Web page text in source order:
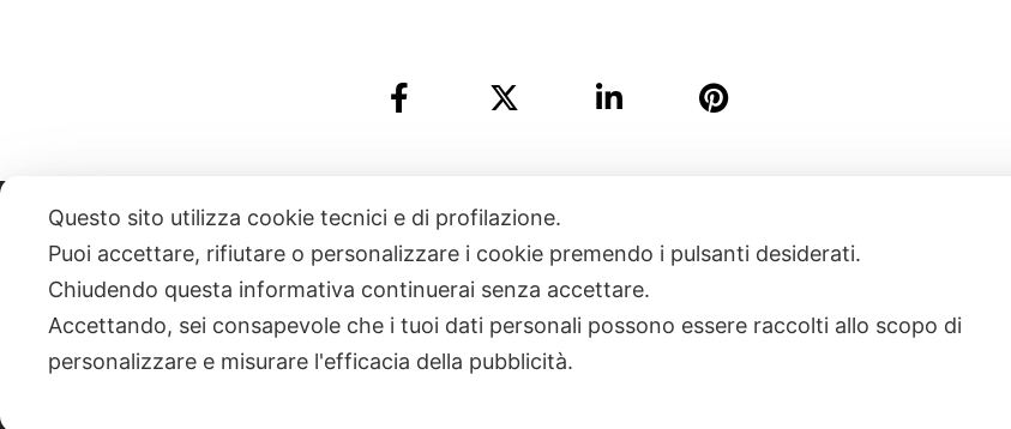
| NEWSLETTER
|
Questo sito utilizza cookie tecnici e di profilazione.
Puoi accettare, rifiutare o personalizzare i cookie premendo i pulsanti desiderati.
Chiudendo questa informativa continuerai senza accettare.
Accettando, sei consapevole che i tuoi dati personali possono essere raccolti allo scopo di
personalizzare e misurare l'efficacia della pubblicità.